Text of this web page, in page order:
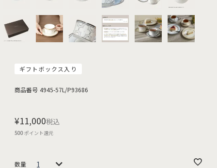
ギフトボックス入り
商品番号 4945-57L/P93686
¥11,000税込
500ポイント還元